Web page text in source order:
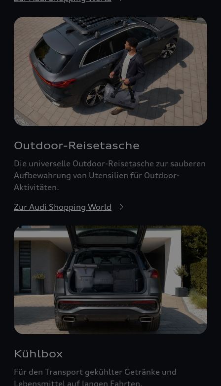
Outdoor-Reisetasche
Die universelle Outdoor-Reisetasche zur sauberen
Aufbewahrung von Utensilien für Outdoor-
Aktivitäten.
Zur Audi Shopping World
Kühlbox
Für den Transport gekühlter Getränke und
Lebensmittel auf langen Fahrten.